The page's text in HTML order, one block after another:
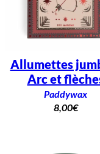
Allumettes
Arc et
Paddywax
8,00€